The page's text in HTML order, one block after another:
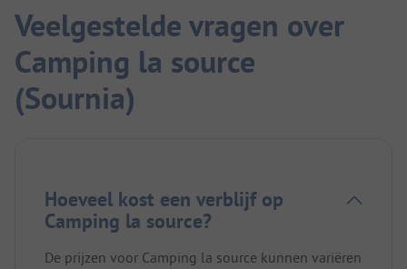
Veelgestelde vragen over
Camping la source
(Sournia)
Hoeveel kost een verblijf op
Camping la source?
De prijzen voor Camping la source kunnen variëren